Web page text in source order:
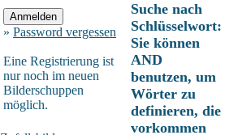
» Password vergessen
Eine Registrierung ist
nur noch im neuen
Bilderschuppen
möglich.
Suche nach
Schlüsselwort:
Sie können
AND
benutzen, um
Wörter zu
definieren, die
vorkommen